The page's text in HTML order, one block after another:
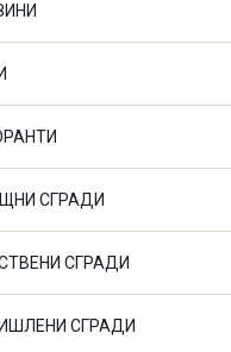
СГРАДИ
СГРАДИ
СГРАДИ